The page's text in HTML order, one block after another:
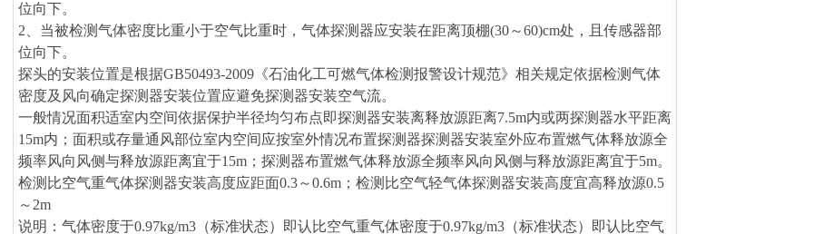
位向下。
2、当被检测气体密度比重小于空气比重时，气体探测器应安装在距离顶棚(30～60)cm处，且传感器部
位向下。
探头的安装位置是根据GB50493-2009《石油化工可燃气体检测报警设计规范》相关规定依据检测气体
密度及风向确定探测器安装位置应避免探测器安装空气流。
一般情况面积适室内空间依据保护半径均匀布点即探测器安装离释放源距离7.5m内或两探测器水平距离
15m内；面积或存量通风部位室内空间应按室外情况布置探测器探测器安装室外应布置燃气体释放源全
频率风向风侧与释放源距离宜于15m；探测器布置燃气体释放源全频率风向风侧与释放源距离宜于5m。
检测比空气重气体探测器安装高度应距面0.3～0.6m；检测比空气轻气体探测器安装高度宜高释放源0.5
～2m
说明：气体密度于0.97kg/m3（标准状态）即认比空气重气体密度于0.97kg/m3（标准状态）即认比空气